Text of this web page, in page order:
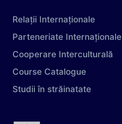
Relații Internaționale
Parteneriate Internaționale
Cooperare Interculturală
Course Catalogue
Studii în străinatate